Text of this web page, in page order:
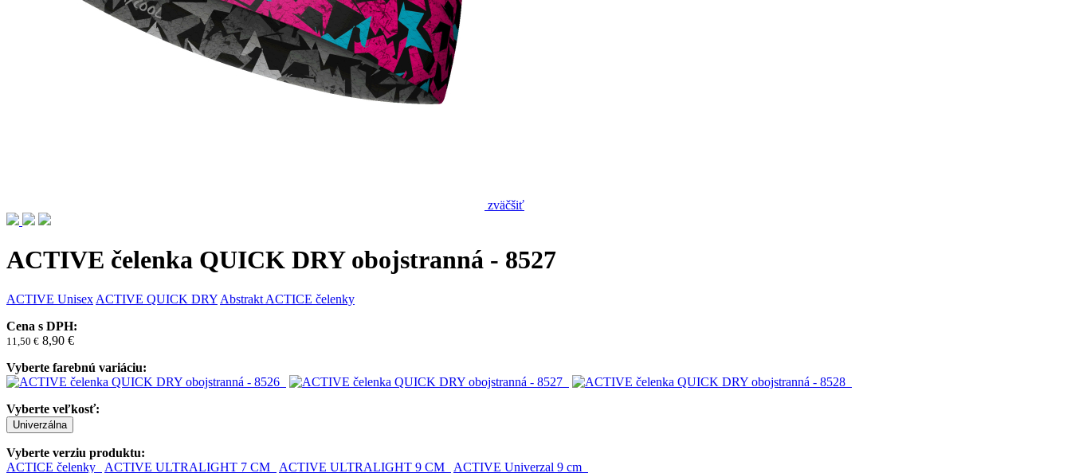
zväčšiť
ACTIVE čelenka QUICK DRY obojstranná - 8527
ACTIVE Unisex ACTIVE QUICK DRY Abstrakt ACTICE čelenky
Cena s DPH:
11,50 € 8,90 €
Vyberte farebnú variáciu:
Vyberte veľkosť:
Univerzálna
Vyberte verziu produktu:
ACTICE čelenky
ACTIVE ULTRALIGHT 7 CM ACTIVE ULTRALIGHT 9 CM ACTIVE Univerzal 9 cm